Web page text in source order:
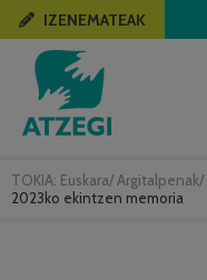
TOKIA: Euskara/ Argitalpenak/
2023ko ekintzen memoria
IZENEMATEAK